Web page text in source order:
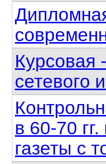
Курсовая
сетевого
в 60-70
газеты с